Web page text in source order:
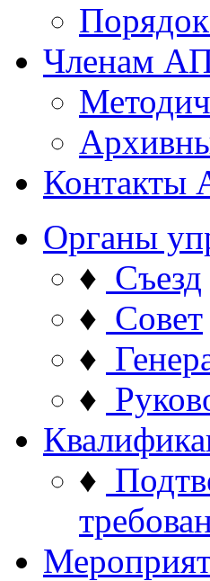
Членам
Контакты
Органы
♦ Съезд
♦ Совет
♦
♦
♦